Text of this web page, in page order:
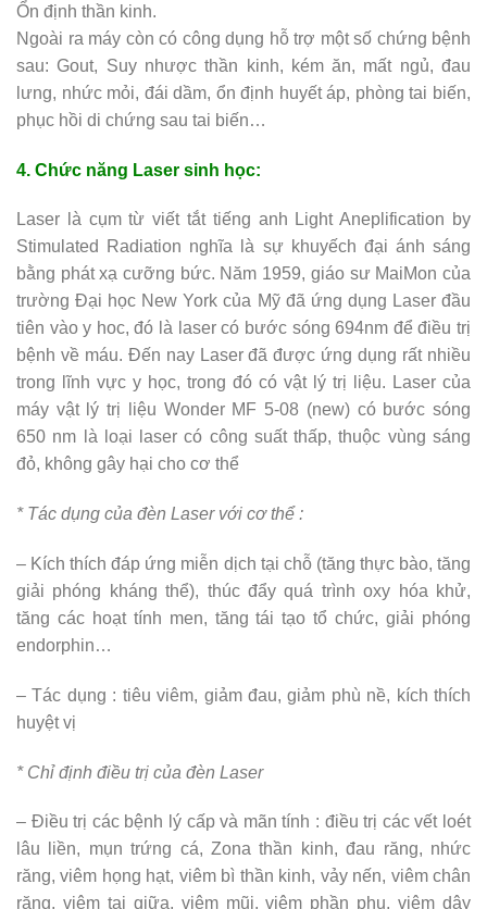
Ổn định thần kinh.
Ngoài ra máy còn có công dụng hỗ trợ một số chứng bệnh
sau: Gout, Suy nhược thần kinh, kém ăn, mất ngủ, đau
lưng, nhức mỏi, đái dầm, ổn định huyết áp, phòng tai biến,
phục hồi di chứng sau tai biến…
4. Chức năng Laser sinh học:
Laser là cụm từ viết tắt tiếng anh Light Aneplification by
Stimulated Radiation nghĩa là sự khuyếch đại ánh sáng
bằng phát xạ cưỡng bức. Năm 1959, giáo sư MaiMon của
trường Đại học New York của Mỹ đã ứng dụng Laser đầu
tiên vào y hoc, đó là laser có bước sóng 694nm để điều trị
bệnh về máu. Đến nay Laser đã được ứng dụng rất nhiều
trong lĩnh vực y học, trong đó có vật lý trị liệu. Laser của
máy vật lý trị liệu Wonder MF 5-08 (new) có bước sóng
650 nm là loại laser có công suất thấp, thuộc vùng sáng
đỏ, không gây hại cho cơ thể
* Tác dụng của đèn Laser với cơ thể :
– Kích thích đáp ứng miễn dịch tại chỗ (tăng thực bào, tăng
giải phóng kháng thể), thúc đẩy quá trình oxy hóa khử,
tăng các hoạt tính men, tăng tái tạo tổ chức, giải phóng
endorphin…
– Tác dụng : tiêu viêm, giảm đau, giảm phù nề, kích thích
huyệt vị
* Chỉ định điều trị của đèn Laser
– Điều trị các bệnh lý cấp và mãn tính : điều trị các vết loét
lâu liền, mụn trứng cá, Zona thần kinh, đau răng, nhức
răng, viêm họng hạt, viêm bì thần kinh, vảy nến, viêm chân
răng, viêm tai giữa, viêm mũi, viêm phần phụ, viêm dây